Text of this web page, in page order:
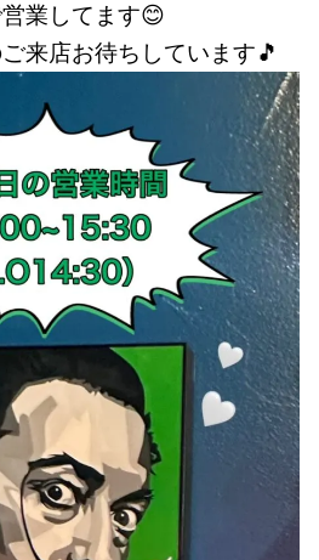
業してます😊
来店お待ちしています🎵